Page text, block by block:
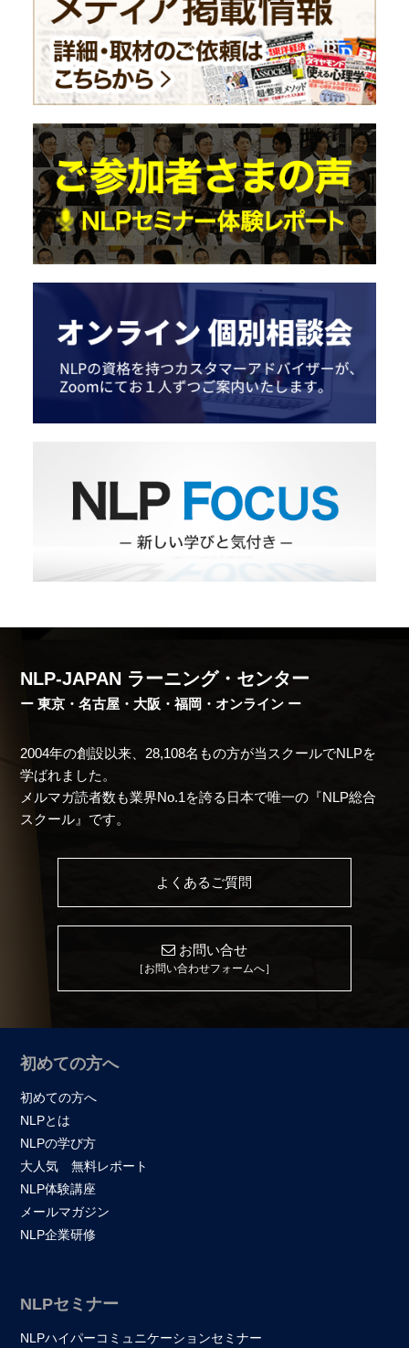
NLP-JAPAN ラーニング・センター
ー 東京・名古屋・大阪・福岡・オンライン ー
2004年の創設以来、28,108名もの方が当スクールでNLPを
学ばれました。
メルマガ読者数も業界No.1を誇る日本で唯一の『NLP総合
スクール』です。
よくあるご質問
お問い合せ
［お問い合わせフォームへ］
初めての方へ
初めての方へ
NLPとは
NLPの学び方
大人気 無料レポート
NLP体験講座
メールマガジン
NLP企業研修
NLPセミナー
NLPハイパーコミュニケーションセミナー